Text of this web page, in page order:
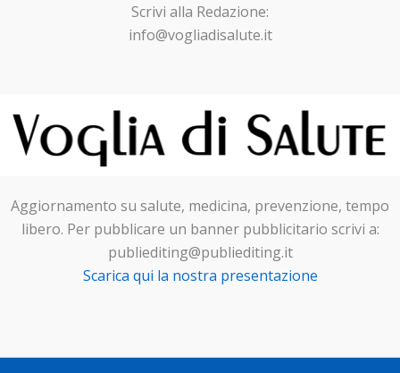
Scrivi alla Redazione:
info@vogliadisalute.it
Aggiornamento su salute, medicina, prevenzione, tempo
libero. Per pubblicare un banner pubblicitario scrivi a:
publiediting@publiediting.it
Scarica qui la nostra presentazione